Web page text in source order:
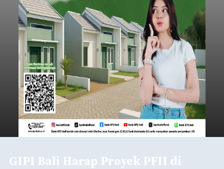
GIPI Bali Harap Proyek PFII di